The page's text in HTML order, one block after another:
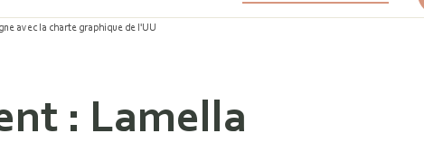
avec la charte graphique de l'UU
: Lamella